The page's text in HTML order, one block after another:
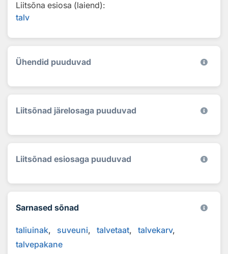
Liitsõna esiosa (laiend):
talv
Ühendid puuduvad
Liitsõnad järelosaga puuduvad
Liitsõnad esiosaga puuduvad
Sarnased sõnad
taliuinak suveuni talvetaat
talvekarv
talvepakane